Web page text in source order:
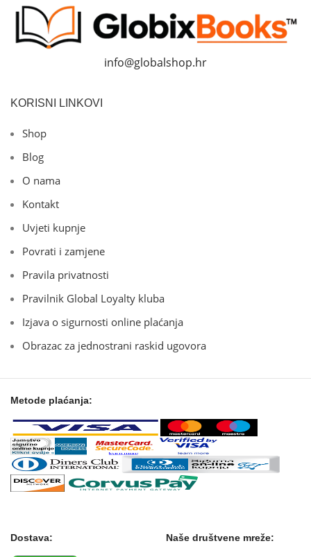
info@globalshop.hr
KORISNI LINKOVI
Shop
Blog
O nama
Kontakt
Uvjeti kupnje
Povrati i zamjene
Pravila privatnosti
Pravilnik Global Loyalty kluba
Izjava o sigurnosti online plaćanja
Obrazac za jednostrani raskid ugovora
Metode plaćanja:
Dostava: Naše društvene mreže: